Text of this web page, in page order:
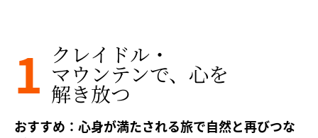
1 クレイドル・
マウンテンで、​心を​
解き放つ
おすすめ：心身が満たされる旅で自然と再びつな